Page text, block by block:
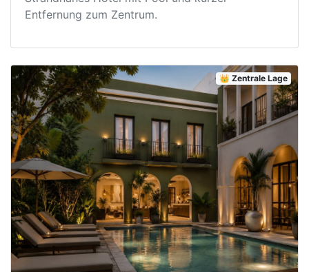
Entfernung zum Zentrum.
👑 Zentrale Lage